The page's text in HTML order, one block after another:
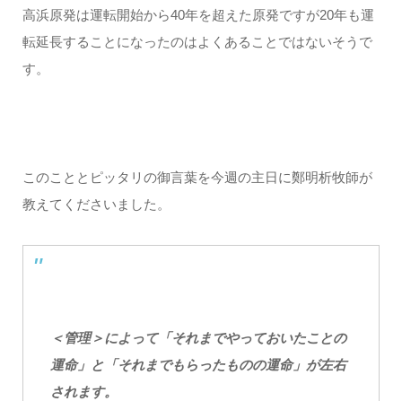
高浜原発は運転開始から40年を超えた原発ですが20年も運
転延長することになったのはよくあることではないそうで
す。
このこととピッタリの御言葉を今週の主日に鄭明析牧師が
教えてくださいました。
＜管理＞によって「それまでやっておいたことの
運命」と「それまでもらったものの運命」が左右
されます。